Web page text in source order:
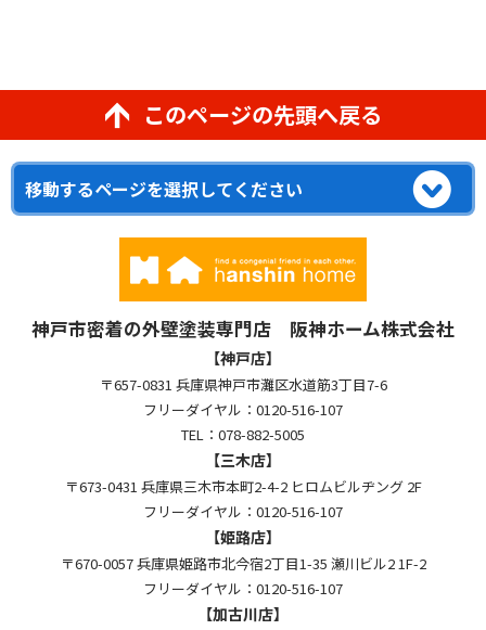
このページの先頭へ戻る
神戸市密着の外壁塗装専門店 阪神ホーム株式会社
【神戸店】
〒657-0831 兵庫県神戸市灘区水道筋3丁目7-6
フリーダイヤル：0120-516-107
TEL：078-882-5005
【三木店】
〒673-0431 兵庫県三木市本町2-4-2 ヒロムビルヂング 2F
フリーダイヤル：0120-516-107
【姫路店】
〒670-0057 兵庫県姫路市北今宿2丁目1-35 瀬川ビル2 1F-2
フリーダイヤル：0120-516-107
【加古川店】